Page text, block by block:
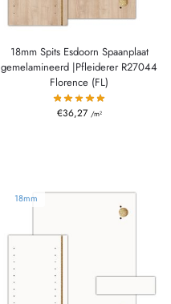
18mm Spits Esdoorn Spaanplaat
gemelamineerd |Pfleiderer R27044
Florence (FL)
€36,27 /m²
18mm